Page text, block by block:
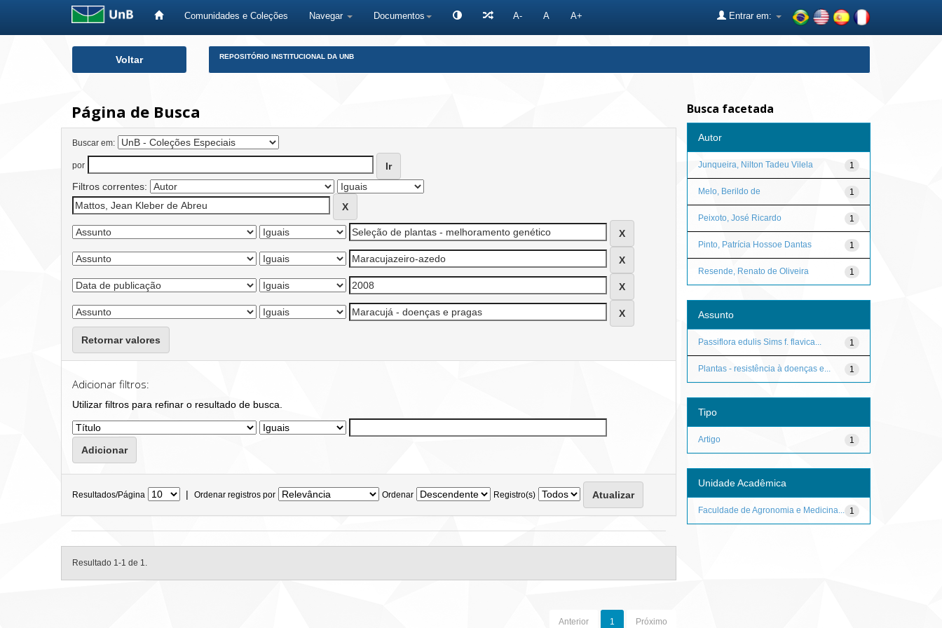
Comunidades e Coleções Navegar Documentos A- A A+ Entrar em:
Voltar REPOSITÓRIO INSTITUCIONAL DA UNB
Página de Busca
Buscar em:
por
Filtros correntes:
Retornar valores
Adicionar filtros:
Utilizar filtros para refinar o resultado de busca.
Resultados/Página | Ordenar registros por Ordenar Registro(s)
Resultado 1-1 de 1.
Anterior 1 Próximo
Busca facetada
Autor
1
Junqueira, Nilton Tadeu Vilela
1
Melo, Berildo de
1
Peixoto, José Ricardo
1
Pinto, Patrícia Hossoe Dantas
1
Resende, Renato de Oliveira
Assunto
1
Passiflora edulis Sims f. flavica...
1
Plantas - resistência à doenças e...
Tipo
1
Artigo
Unidade Acadêmica
1
Faculdade de Agronomia e Medicina...